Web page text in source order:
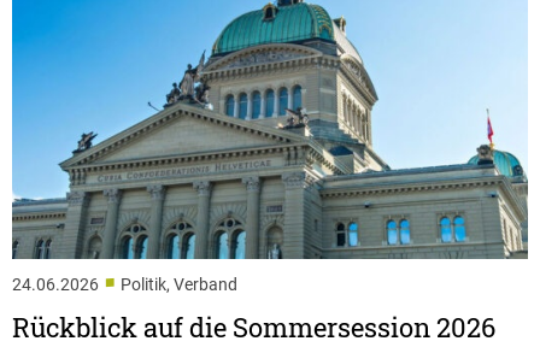
24.06.2026 ■ Politik, Verband
Rückblick auf die Sommersession 2026